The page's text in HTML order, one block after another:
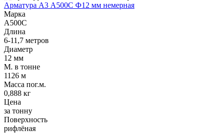
Арматура А3 А500С Ф12 мм немерная
Марка
А500С
Длина
6-11,7 метров
Диаметр
12 мм
М. в тонне
1126 м
Масса пог.м.
0,888 кг
Цена
за тонну
Поверхность
рифлёная